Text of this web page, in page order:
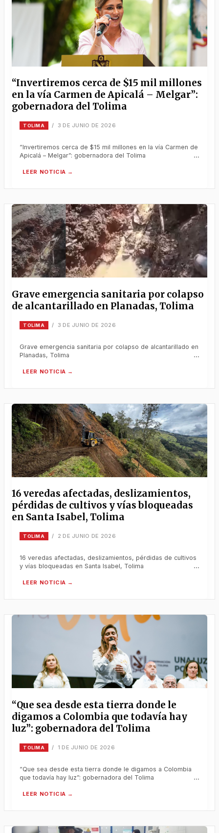
“Invertiremos cerca de $15 mil millones
en la vía Carmen de Apicalá – Melgar”:
gobernadora del Tolima
TOLIMA / 3 DE JUNIO DE 2026
“Invertiremos cerca de $15 mil millones en la vía Carmen de
Apicalá – Melgar”: gobernadora del Tolima
Grave emergencia sanitaria por colapso
de alcantarillado en Planadas, Tolima
TOLIMA / 3 DE JUNIO DE 2026
Grave emergencia sanitaria por colapso de alcantarillado en
Planadas, Tolima
16 veredas afectadas, deslizamientos,
pérdidas de cultivos y vías bloqueadas
en Santa Isabel, Tolima
TOLIMA / 2 DE JUNIO DE 2026
16 veredas afectadas, deslizamientos, pérdidas de cultivos
y vías bloqueadas en Santa Isabel, Tolima
“Que sea desde esta tierra donde le
digamos a Colombia que todavía hay
luz”: gobernadora del Tolima
TOLIMA / 1 DE JUNIO DE 2026
“Que sea desde esta tierra donde le digamos a Colombia
que todavía hay luz”: gobernadora del Tolima